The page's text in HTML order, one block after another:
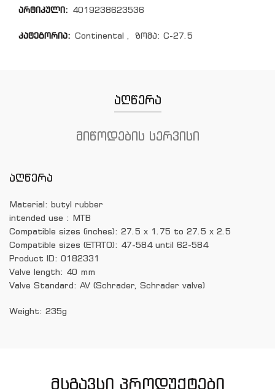
არტიკული: 4019238623536
კატეგორია: Continental , ზომა: C-27.5
აღწერა
მიწოდების სერვისი
აღწერა
Material: butyl rubber
intended use : MTB
Compatible sizes (inches): 27.5 x 1.75 to 27.5 x 2.5
Compatible sizes (ETRTO): 47-584 until 62-584
Product ID: 0182331
Valve length: 40 mm
Valve Standard: AV (Schrader, Schrader valve)
Weight: 235g
ᲛᲡᲒᲐᲕᲡᲘ ᲞᲠᲝᲓᲣᲥᲢᲔᲑᲘ